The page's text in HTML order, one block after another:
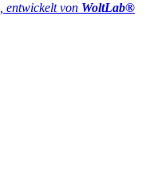
, entwickelt von WoltLab®